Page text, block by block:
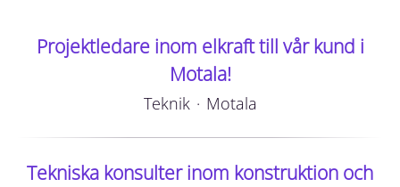
Projektledare inom elkraft till vår kund i
Motala!
Teknik · Motala
Tekniska konsulter inom konstruktion och